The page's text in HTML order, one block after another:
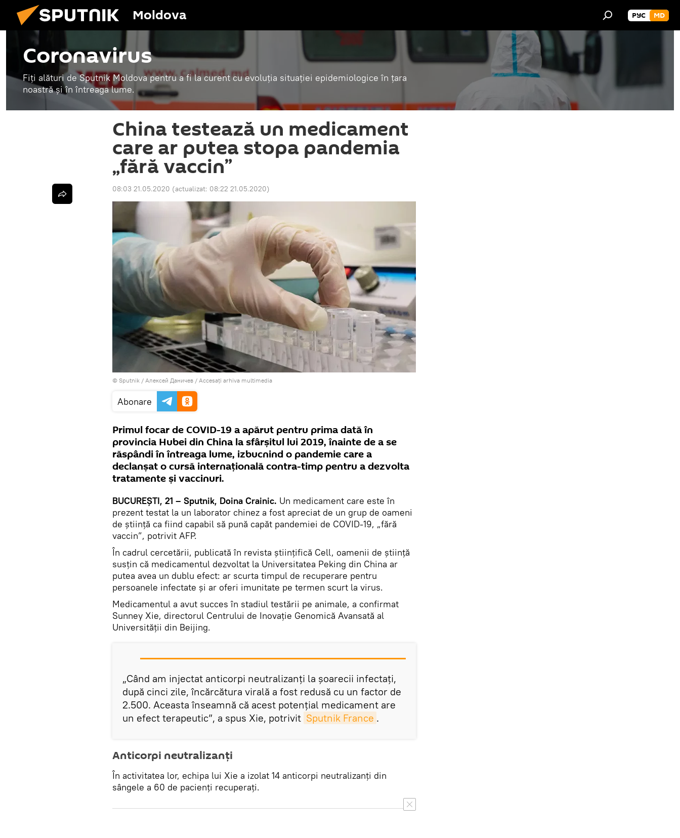
Moldova РУС MD
Coronavirus
Fiți alături de Sputnik Moldova pentru a fi la curent cu evoluția situației epidemiologice în țara
noastră și în întreaga lume.
China testează un medicament
care ar putea stopa pandemia
„fără vaccin”
08:03 21.05.2020 (actualizat: 08:22 21.05.2020)
© Sputnik / Алексей Даничев / Accesați arhiva multimedia
Abonare
Primul focar de COVID-19 a apărut pentru prima dată în
provincia Hubei din China la sfârșitul lui 2019, înainte de a se
răspândi în întreaga lume, izbucnind o pandemie care a
declanșat o cursă internațională contra-timp pentru a dezvolta
tratamente și vaccinuri.
BUCUREŞTI, 21 – Sputnik, Doina Crainic. Un medicament care este în
prezent testat la un laborator chinez a fost apreciat de un grup de oameni
de știință ca fiind capabil să pună capăt pandemiei de COVID-19, „fără
vaccin”, potrivit AFP.
În cadrul cercetării, publicată în revista științifică Cell, oamenii de știință
susțin că medicamentul dezvoltat la Universitatea Peking din China ar
putea avea un dublu efect: ar scurta timpul de recuperare pentru
persoanele infectate şi ar oferi imunitate pe termen scurt la virus.
Medicamentul a avut succes în stadiul testării pe animale, a confirmat
Sunney Xie, directorul Centrului de Inovație Genomică Avansată al
Universităţii din Beijing.
„Când am injectat anticorpi neutralizanți la șoarecii infectați,
după cinci zile, încărcătura virală a fost redusă cu un factor de
2.500. Aceasta înseamnă că acest potențial medicament are
un efect terapeutic”, a spus Xie, potrivit Sputnik France .
Anticorpi neutralizanți
În activitatea lor, echipa lui Xie a izolat 14 anticorpi neutralizanți din
sângele a 60 de pacienți recuperați.